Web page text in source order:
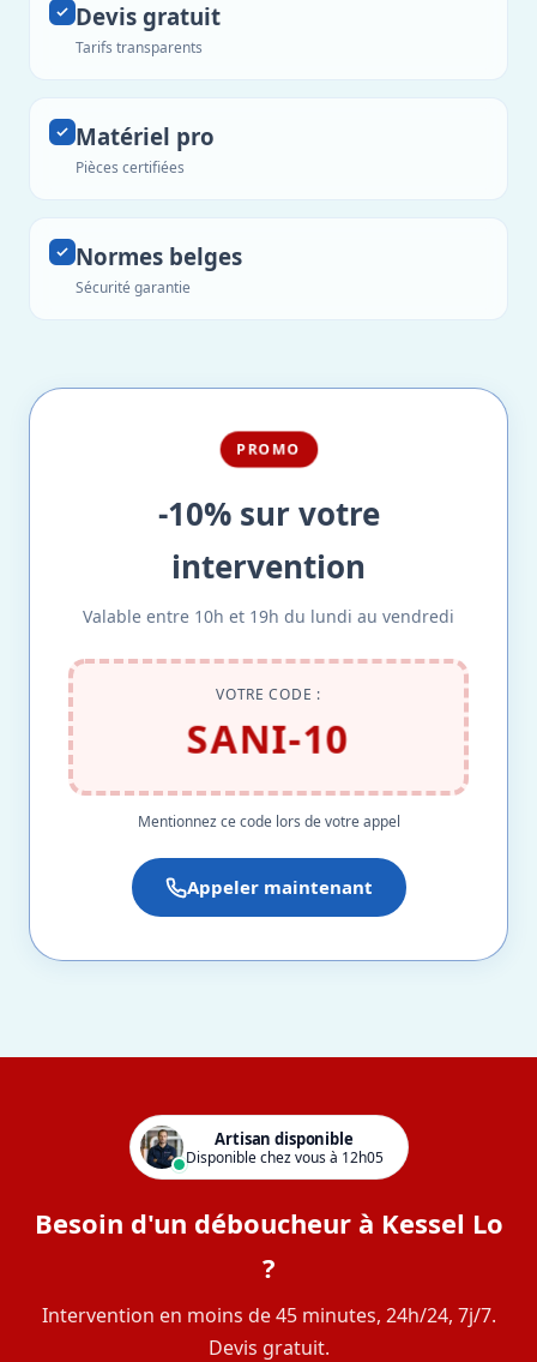
Devis gratuit
Tarifs transparents
Matériel pro
Pièces certifiées
Normes belges
Sécurité garantie
PROMO
-10% sur votre
intervention
Valable entre 10h et 19h du lundi au vendredi
VOTRE CODE :
SANI-10
Mentionnez ce code lors de votre appel
Appeler maintenant
Artisan disponible
Disponible chez vous à 12h05
Besoin d'un déboucheur à Kessel Lo
?
Intervention en moins de 45 minutes, 24h/24, 7j/7.
Devis gratuit.